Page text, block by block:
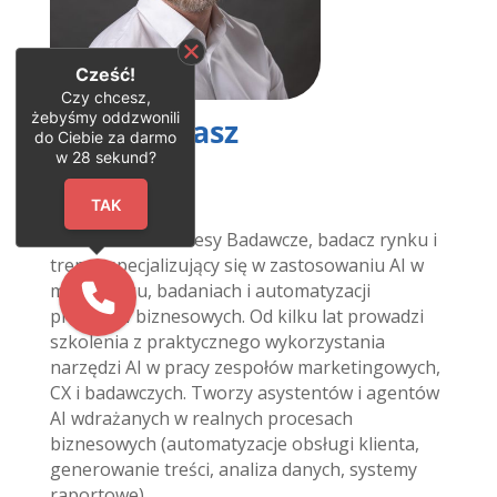
Adam Polasz
Trener
Założyciel Delikatesy Badawcze, badacz rynku i
trener specjalizujący się w zastosowaniu AI w
marketingu, badaniach i automatyzacji
procesów biznesowych. Od kilku lat prowadzi
szkolenia z praktycznego wykorzystania
narzędzi AI w pracy zespołów marketingowych,
CX i badawczych. Tworzy asystentów i agentów
AI wdrażanych w realnych procesach
biznesowych (automatyzacje obsługi klienta,
generowanie treści, analiza danych, systemy
Cześć!
Czy chcesz,
żebyśmy oddzwonili
do Ciebie za darmo
w 28 sekund?
TAK